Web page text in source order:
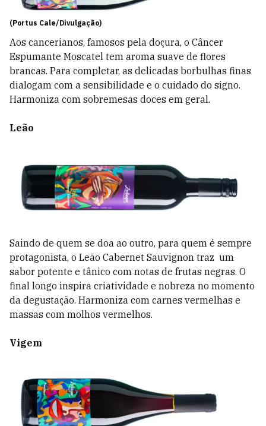
(Portus Cale/Divulgação)
Aos cancerianos, famosos pela doçura, o Câncer
Espumante Moscatel tem aroma suave de flores
brancas. Para completar, as delicadas borbulhas finas
dialogam com a sensibilidade e o cuidado do signo.
Harmoniza com sobremesas doces em geral.
Leão
Saindo de quem se doa ao outro, para quem é sempre
protagonista, o Leão Cabernet Sauvignon traz um
sabor potente e tânico com notas de frutas negras. O
final longo inspira criatividade e nobreza no momento
da degustação. Harmoniza com carnes vermelhas e
massas com molhos vermelhos.
Vigem